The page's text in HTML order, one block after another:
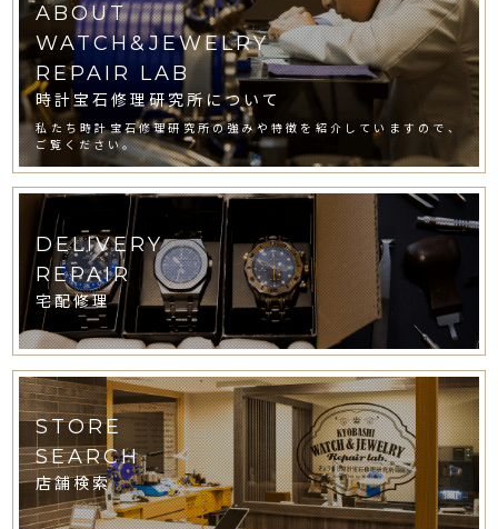
ABOUT
WATCH&JEWELRY
REPAIR LAB
時計宝石修理研究所について
私たち時計宝石修理研究所の強みや特徴を紹介していますので、
ご覧ください。
DELIVERY
REPAIR
宅配修理
STORE
SEARCH
店舗検索